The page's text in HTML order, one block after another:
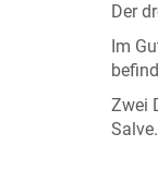
Der
Im
Zwei